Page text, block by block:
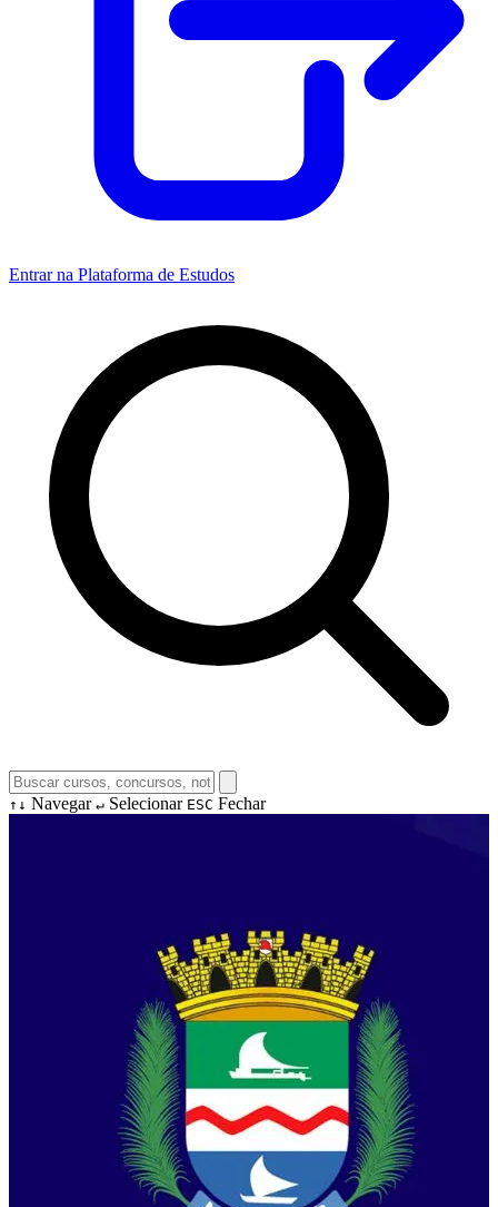
Entrar na Plataforma de Estudos
↑↓ Navegar ↵ Selecionar ESC Fechar